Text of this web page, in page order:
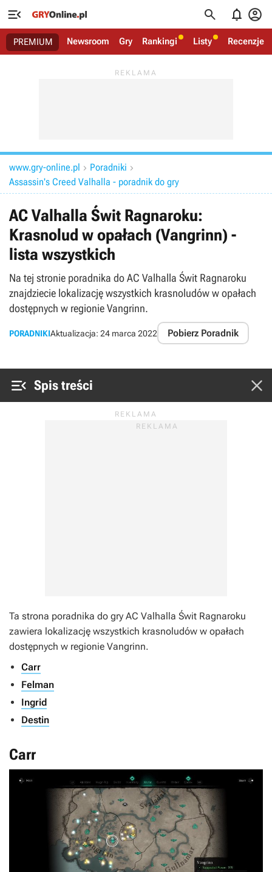
   
PREMIUM Newsroom Gry Rankingi Listy Recenzje
www.gry-online.pl  Poradniki 
Assassin's Creed Valhalla - poradnik do gry
AC Valhalla Świt Ragnaroku:
Krasnolud w opałach (Vangrinn) -
lista wszystkich
Na tej stronie poradnika do AC Valhalla Świt Ragnaroku
znajdziecie lokalizację wszystkich krasnoludów w opałach
dostępnych w regionie Vangrinn.
PORADNIKIAktualizacja: 24 marca 2022 Pobierz Poradnik
 Spis treści 
Ta strona poradnika do gry AC Valhalla Świt Ragnaroku
zawiera lokalizację wszystkich krasnoludów w opałach
dostępnych w regionie Vangrinn.
Carr
Felman
Ingrid
Destin
Carr